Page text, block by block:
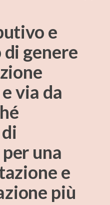
e
genere
via da
una
e
più